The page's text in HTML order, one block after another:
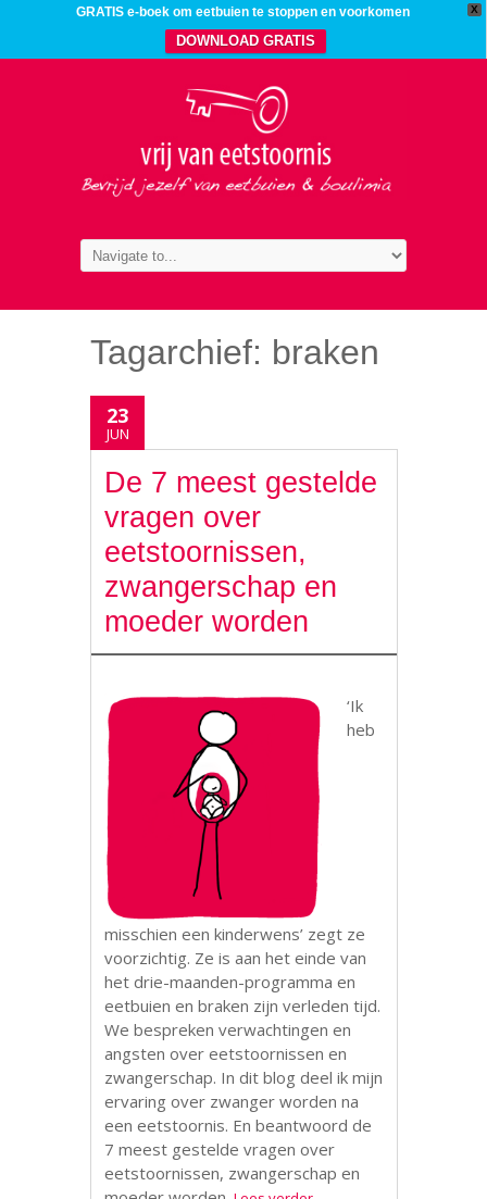
X
GRATIS e-boek om eetbuien te stoppen en voorkomen
DOWNLOAD GRATIS
Tagarchief: braken
23
JUN
De 7 meest gestelde
vragen over
eetstoornissen,
zwangerschap en
moeder worden
‘Ik
heb
misschien een kinderwens’ zegt ze
voorzichtig. Ze is aan het einde van
het drie-maanden-programma en
eetbuien en braken zijn verleden tijd.
We bespreken verwachtingen en
angsten over eetstoornissen en
zwangerschap. In dit blog deel ik mijn
ervaring over zwanger worden na
een eetstoornis. En beantwoord de
7 meest gestelde vragen over
eetstoornissen, zwangerschap en